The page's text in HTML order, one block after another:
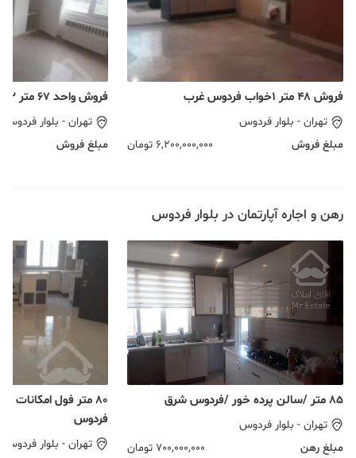
فروش ۴۸ متر ۱خواب فردوس غرب
تهران - بلوار فردوس
مبلغ فروش
6,200,000,000 تومان
فروش واحد ۶۷ متر ۲خواب بازسازی شده
تهران - بلوار فردوس
مبلغ فروش
رهن و اجاره آپارتمان در بلوار فردوس
۸۵ متر /سالن پرده خور /فردوس شرق
تهران - بلوار فردوس
مبلغ رهن
700,000,000 تومان
۸۰ متر فول امکانات
فردوس
تهران - بلوار فردوس